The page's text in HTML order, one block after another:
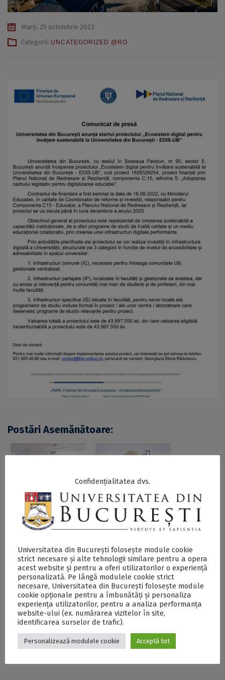
Marți, 25 octombrie 2022
Categorii: UNCATEGORIZED @RO
Postări Asemănătoare:
Conferința de
proiectului
„Ecosistem digital
pentru învățare
sustenabilă la
Universitatea din
București – EDIS-
UB”
Universitatea din
lansarea selecției
pentru mobilități de
studiu în cadrul
proiectului SEE,
pentru NTNU din
Norvegia
Universitatea din
București anunță
selecții pentru
Centrul de Învățare
al UB (CI) anunță
oferte de
Confidențialitatea dvs.
Universitatea din București folosește module cookie
strict necesare și alte tehnologii similare pentru a opera
acest website și pentru a oferi utilizatorilor o experiență
personalizată. Pe lângă modulele cookie strict
necesare, Universitatea din București folosește module
cookie opționale pentru a îmbunătăți și personaliza
experiența utilizatorilor, pentru a analiza performanța
website-ului (ex. numărarea vizitelor în site,
identificarea surselor de trafic).
Personalizează modulele cookie Acceptă tot